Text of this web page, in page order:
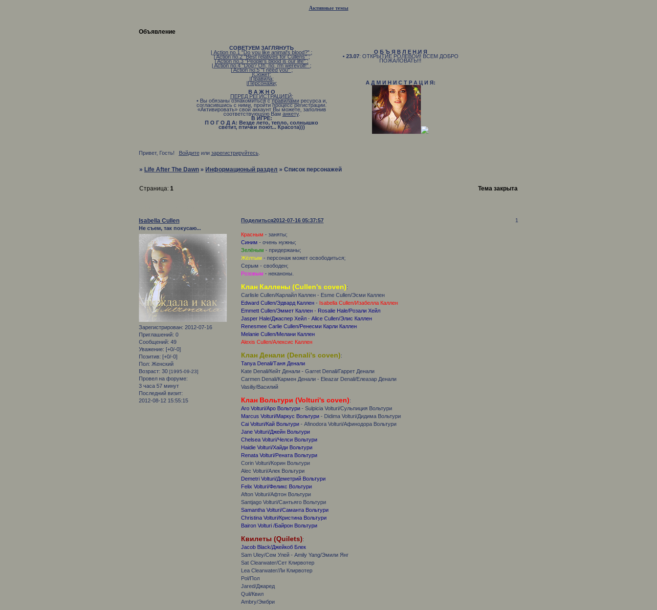
Активные темы
Объявление
СОВЕТУЕМ ЗАГЛЯНУТЬ
| Action no.1 "Do you like animal's blood?" ;
| Action no.2 "Best relatives for Cullens";
| Action no.3 "People's blood is our life";
| Action no.4 "Dog? Oh, no, i'm werevolf!" ;
| Action no.5 "I need you";
|Сюжет;
|Правила;
|Персонажи;
В А Ж Н О
ПЕРЕД РЕГИСТРАЦИЕЙ:
• Вы обязаны ознакомиться справиламиресурса и,
согласившись с ними, пройти процесс регистрации.
«Активировать» свой аккаунт Вы можете, заполнив
соответствующую Вам анкету.
В ИГРЕ:
П О Г О Д А: Везде лето, тепло, солнышко
светит, птички поют... Красота)))
О Б Ъ Я В Л Е Н И Я
• 23.07: ОТКРЫТИЕ РОЛЕВОЙ! ВСЕМ ДОБРО
ПОЖАЛОВАТЬ!!!
А Д М И Н И С Т Р А Ц И Я:
Привет, Гость! Войдитеили зарегистрируйтесь.
» Life After The Dawn » Информационый раздел »Список персонажей
Страница:1 Тема закрыта
Поделиться 1
2012-07-16 05:37:57
Isabella Cullen
Не съем, так покусаю...
Зарегистрирован: 2012-07-16
Приглашений: 0
Сообщений: 49
Уважение: [+0/-0]
Позитив: [+0/-0]
Пол: Женский
Возраст: 30 [1995-09-23]
Провел на форуме:
3 часа 57 минут
Последний визит:
2012-08-12 15:55:15
Красным - заняты;
Синим - очень нужны;
Зелёным - придержаны;
Жёлтым - персонаж может освободиться;
Серым - свободен;
Розовым - неканоны.
Клан Каллены (Cullen's coven):
Carlisle Cullen/Карлайл Каллен - Esme Cullen/Эсми Каллен
Edward Cullen/Эдвард Каллен - Isabella Cullen/Изабелла Каллен
Emmett Cullen/Эммет Каллен- Rosalie Hale/Розали Хейл
Jasper Hale/Джаспер Хейл -Alice Cullen/Элис Каллен
Renesmee Carlie Cullen/Ренесми Карли Каллен
Melanie Cullen/Мелани Каллен
Alexis Cullen/Алексис Каллен
Клан Денали (Denali's coven):
Tanya Denali/Таня Денали
Kate Denali/Кейт Денали - Garret Denali/Гаррет Денали
Carmen Denali/Кармен Денали - Eleazar Denali/Елеазар Денали
Vasiliy/Василий
Клан Вольтури (Volturi's coven):
Aro Volturi/Аро Вольтури - Sulpicia Volturi/Сульпиция Вольтури
Marcus Volturi/Маркус Вольтури - Didima Volturi/Дидима Вольтури
Cai Volturi/Кай Вольтури - Afinodora Volturi/Афинодора Вольтури
Jane Volturi/Джейн Вольтури
Chelsea Volturi/Челси Вольтури
Haidie Volturi/Хайди Вольтури
Renata Volturi/Рената Вольтури
Corin Volturi/Корин Вольтури
Alec Volturi/Алек Вольтури
Demetri Volturi/Деметрий Вольтури
Felix Volturi/Феликс Вольтури
Afton Volturi/Афтон Вольтури
Santjago Volturi/Сантьяго Вольтури
Samantha Volturi/Саманта Вольтури
Christina Volturi/Кристина Вольтури
Bairon Volturi /Байрон Вольтури
Квилеты (Quilets):
Jacob Black/Джейкоб Блек
Sam Uley/Сем Улей - Amily Yang/Эмили Янг
Sat Clearwater/Сет Клирвотер
Lea Clearwater/Ли Клирвотер
Pol/Пол
Jared/Джаред
Quil/Квил
Ambry/Эмбри